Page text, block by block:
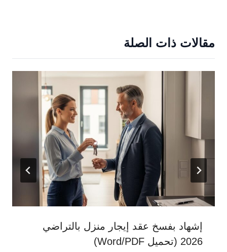
مقالات ذات الصلة
إشهاد بفسخ عقد إيجار منزل بالتراضي
2026 (تحميل Word/PDF)